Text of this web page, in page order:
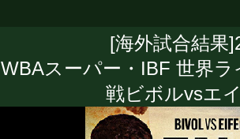
[海外試合結果
WBAスーパー・IBF 世界
戦ビボルvsエ